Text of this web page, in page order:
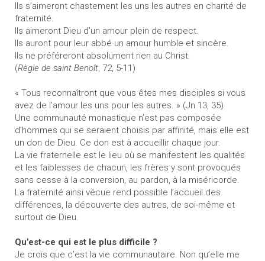
Ils s’aimeront chastement les uns les autres en charité de
fraternité.
Ils aimeront Dieu d’un amour plein de respect.
Ils auront pour leur abbé un amour humble et sincère.
Ils ne préféreront absolument rien au Christ.
(Règle de saint Benoît, 72, 5-11)
« Tous reconnaîtront que vous êtes mes disciples si vous
avez de l’amour les uns pour les autres. » (Jn 13, 35)
Une communauté monastique n’est pas composée
d’hommes qui se seraient choisis par affinité, mais elle est
un don de Dieu. Ce don est à accueillir chaque jour.
La vie fraternelle est le lieu où se manifestent les qualités
et les faiblesses de chacun, les frères y sont provoqués
sans cesse à la conversion, au pardon, à la miséricorde.
La fraternité ainsi vécue rend possible l’accueil des
différences, la découverte des autres, de soi-même et
surtout de Dieu.
Qu’est-ce qui est le plus difficile ?
Je crois que c’est la vie communautaire. Non qu’elle me